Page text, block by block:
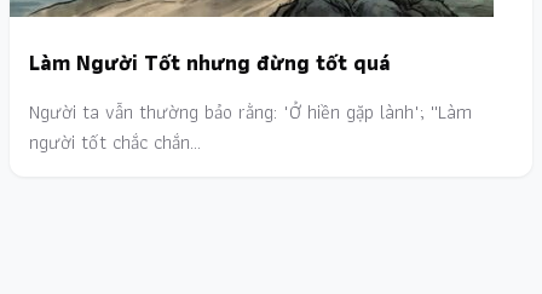
Làm Người Tốt nhưng đừng tốt quá
Người ta vẫn thường bảo rằng: "Ở hiền gặp lành"; ''Làm
người tốt chắc chắn…